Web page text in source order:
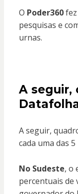
O Poder360fez
pesquisas e
urnas.
A seguir,
A seguir,
cada uma das
No Sudeste, o
percentuais de